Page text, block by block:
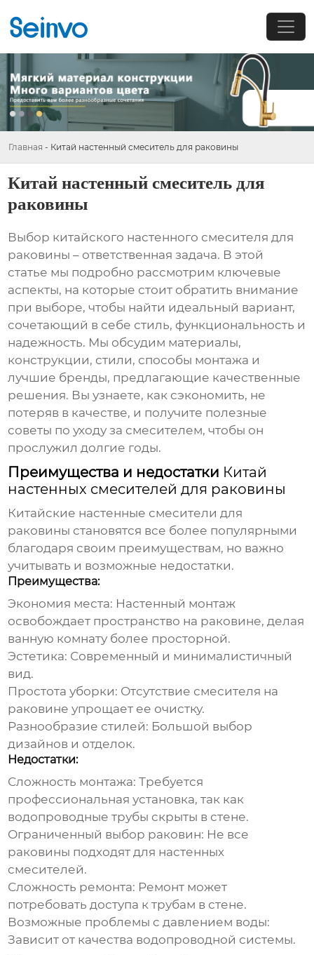
Главная - Китай настенный смеситель для раковины
Китай настенный смеситель для
раковины
Выбор китайского настенного смесителя для
раковины – ответственная задача. В этой
статье мы подробно рассмотрим ключевые
аспекты, на которые стоит обратить внимание
при выборе, чтобы найти идеальный вариант,
сочетающий в себе стиль, функциональность и
надежность. Мы обсудим материалы,
конструкции, стили, способы монтажа и
лучшие бренды, предлагающие качественные
решения. Вы узнаете, как сэкономить, не
потеряв в качестве, и получите полезные
советы по уходу за смесителем, чтобы он
прослужил долгие годы.
Преимущества и недостатки Китай
настенных смесителей для раковины
Китайские настенные смесители для
раковины становятся все более популярными
благодаря своим преимуществам, но важно
учитывать и возможные недостатки.
Преимущества:
Экономия места: Настенный монтаж
освобождает пространство на раковине, делая
ванную комнату более просторной.
Эстетика: Современный и минималистичный
вид.
Простота уборки: Отсутствие смесителя на
раковине упрощает ее очистку.
Разнообразие стилей: Большой выбор
дизайнов и отделок.
Недостатки:
Сложность монтажа: Требуется
профессиональная установка, так как
водопроводные трубы скрыты в стене.
Ограниченный выбор раковин: Не все
раковины подходят для настенных
смесителей.
Сложность ремонта: Ремонт может
потребовать доступа к трубам в стене.
Возможные проблемы с давлением воды:
Зависит от качества водопроводной системы.